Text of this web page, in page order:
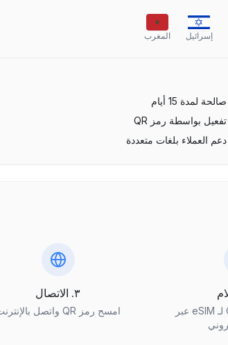
إسرائيل المغرب
صالحة لمدة 15 أيام
تفعيل بواسطة رمز QR
دعم العملاء بلغات متعددة
احصل على رمز QR لـ eSIM عبر
٣. الاتصال
امسح رمز QR واتصل بالإنترنت